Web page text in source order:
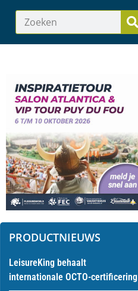
PRODUCTNIEUWS
LeisureKing behaalt
internationale OCTO-certificering